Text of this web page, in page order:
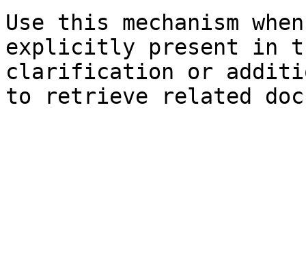
Use this mechanism
explicitly present in
clarification or